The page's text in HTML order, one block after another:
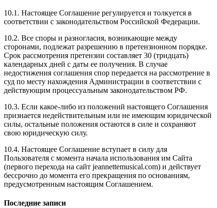
10.1. Настоящее Соглашение регулируется и толкуется в
соответствии с законодательством Российской Федерации.
10.2. Все споры и разногласия, возникающие между
сторонами, подлежат разрешению в претензионном порядке.
Срок рассмотрения претензии составляет 30 (тридцать)
календарных дней с даты ее получения. В случае
недостижения соглашения спор передается на рассмотрение в
суд по месту нахождения Администрации в соответствии с
действующим процессуальным законодательством РФ.
10.3. Если какое-либо из положений настоящего Соглашения
признается недействительным или не имеющим юридической
силы, остальные положения остаются в силе и сохраняют
свою юридическую силу.
10.4. Настоящее Соглашение вступает в силу для
Пользователя с момента начала использования им Сайта
(первого перехода на сайт jeannettemusical.com) и действует
бессрочно до момента его прекращения по основаниям,
предусмотренным настоящим Соглашением.
Последние записи